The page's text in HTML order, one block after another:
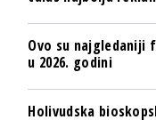
Ovo su
u 2026. godini
Holivudska